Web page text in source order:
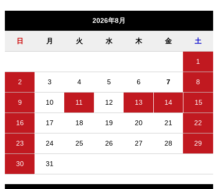
2026年8月
日 月 火 水 木 金 土
1
2 3 4 5 6 7 8
9 10 11 12 13 14 15
16 17 18 19 20 21 22
23 24 25 26 27 28 29
30 31